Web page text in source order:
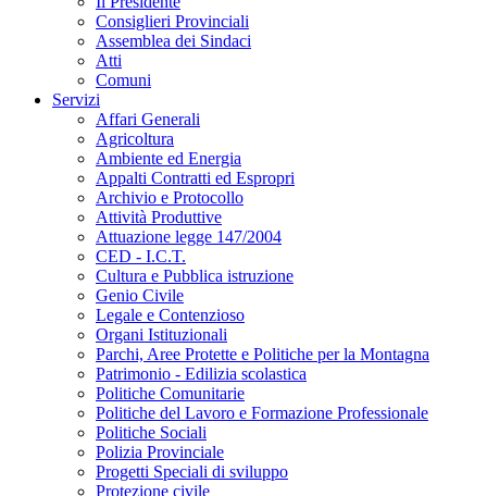
Consiglieri Provinciali
Assemblea dei Sindaci
Atti
Comuni
Servizi
Affari Generali
Agricoltura
Ambiente ed Energia
Appalti Contratti ed Espropri
Archivio e Protocollo
Attività Produttive
Attuazione legge 147/2004
CED - I.C.T.
Cultura e Pubblica istruzione
Genio Civile
Legale e Contenzioso
Organi Istituzionali
Parchi, Aree Protette e Politiche per la Montagna
Patrimonio - Edilizia scolastica
Politiche Comunitarie
Politiche del Lavoro e Formazione Professionale
Politiche Sociali
Polizia Provinciale
Progetti Speciali di sviluppo
Protezione civile